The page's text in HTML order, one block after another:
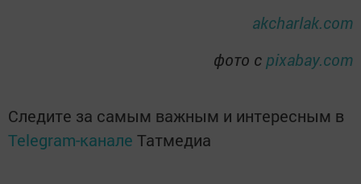
akcharlak.com
фото с pixabay.com
Следите за самым важным и интересным в
Telegram-канале Татмедиа